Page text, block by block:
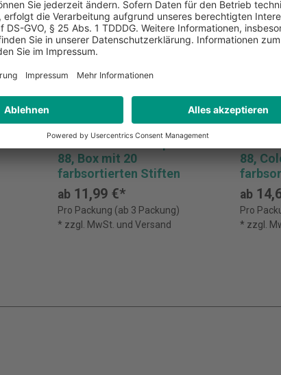
STABILO Fineliner point
88, Box mit 20
farbsortierten Stiften
ab11,99 €*
Pro Packung (ab 3 Packung)
* zzgl. MwSt. und Versand
88,
ab
Pro
* zzgl.